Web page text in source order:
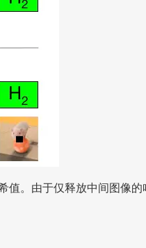
。由于仅释放中间图像